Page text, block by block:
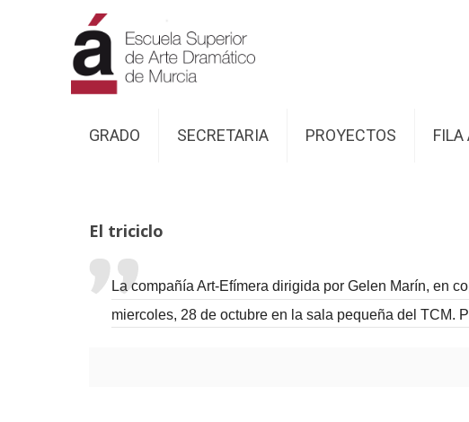
GRADO SECRETARIA PROYECTOS FILA
El triciclo
La compañía Art-Efímera dirigida por Gelen Marín, en
miercoles, 28 de octubre en la sala pequeña del TCM.